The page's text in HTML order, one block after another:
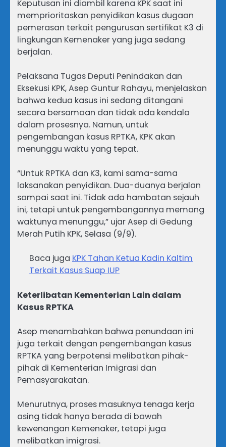
Keputusan ini diambil karena KPK saat ini
memprioritaskan penyidikan kasus dugaan
pemerasan terkait pengurusan sertifikat K3 di
lingkungan Kemenaker yang juga sedang
berjalan.
Pelaksana Tugas Deputi Penindakan dan
Eksekusi KPK, Asep Guntur Rahayu, menjelaskan
bahwa kedua kasus ini sedang ditangani
secara bersamaan dan tidak ada kendala
dalam prosesnya. Namun, untuk
pengembangan kasus RPTKA, KPK akan
menunggu waktu yang tepat.
“Untuk RPTKA dan K3, kami sama-sama
laksanakan penyidikan. Dua-duanya berjalan
sampai saat ini. Tidak ada hambatan sejauh
ini, tetapi untuk pengembangannya memang
waktunya menunggu,” ujar Asep di Gedung
Merah Putih KPK, Selasa (9/9).
Baca juga KPK Tahan Ketua Kadin Kaltim
Terkait Kasus Suap IUP
Keterlibatan Kementerian Lain dalam
Kasus RPTKA
Asep menambahkan bahwa penundaan ini
juga terkait dengan pengembangan kasus
RPTKA yang berpotensi melibatkan pihak-
pihak di Kementerian Imigrasi dan
Pemasyarakatan.
Menurutnya, proses masuknya tenaga kerja
asing tidak hanya berada di bawah
kewenangan Kemenaker, tetapi juga
melibatkan imigrasi.